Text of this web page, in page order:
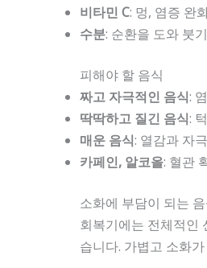
비타민 C: 멍, 염증 완
수분: 순환을 도와 붓
피해야 할 음식
짜고 자극적인 음식:
딱딱하고 질긴 음식:
매운 음식: 열감과 자
카페인, 알코올: 혈관
소화에 부담이 되는
회복기에는 전체적인
습니다. 가볍고 소화